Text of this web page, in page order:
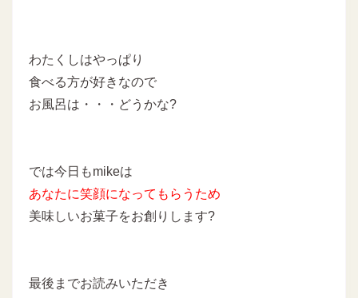
わたくしはやっぱり
食べる方が好きなので
お風呂は・・・どうかな?
では今日もmikeは
あなたに笑顔になってもらうため
美味しいお菓子をお創りします?
最後までお読みいただき